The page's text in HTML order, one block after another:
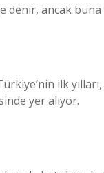
denir, ancak
yer alıyor.